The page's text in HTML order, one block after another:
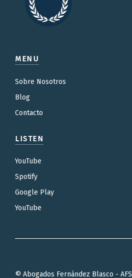
MENU
Sobre Nosotros
Blog
Contacto
LISTEN
YouTube
Spotify
Google Play
YouTube
© Abogados Fernández Blasco - AFS